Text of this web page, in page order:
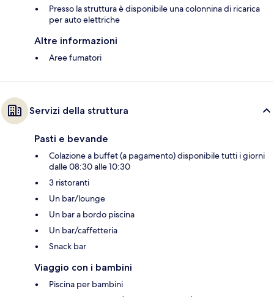
Presso la struttura è disponibile una colonnina di ricarica
per auto elettriche
Altre informazioni
Aree fumatori
Servizi della struttura
Pasti e bevande
Colazione a buffet (a pagamento) disponibile tutti i giorni
dalle 08:30 alle 10:30
3 ristoranti
Un bar/lounge
Un bar a bordo piscina
Un bar/caffetteria
Snack bar
Viaggio con i bambini
Piscina per bambini